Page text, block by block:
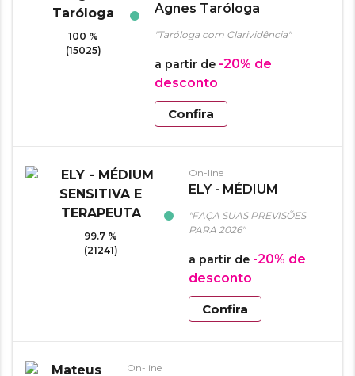
100 %
(15025)
Agnes Taróloga
"Taróloga com Clarividência"
a partir de -20% de
desconto
Confira
99.7 %
(21241)
On-line
ELY - MÉDIUM
SENSITIVA E
TERAPEUTA
"FAÇA SUAS PREVISÕES
PARA 2026"
a partir de -20% de
desconto
Confira
On-line